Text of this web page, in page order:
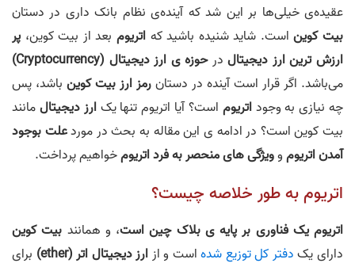
عقیده‌ی خیلی‌ها بر این شد که آینده‌ی نظام بانک داری در دستان
بیت کویناست. شاید شنیده باشید کهاتریوم بعد از بیت کوین، پر
ارزش ترین ارز دیجیتالدرحوزه ی ارز دیجیتال (Cryptocurrency)
می‌باشد. اگر قرار است آینده در دستانرمز ارز بیت کوین باشد، پس
چه نیازی به وجوداتریوم است؟ آیا اتریوم تنها یکارز دیجیتالمانند
بیت کوین است؟ در ادامه ی این مقاله به بحث در موردعلت بوجود
آمدن اتریوموویژگی های منحصر به فرد اتریومخواهیم پرداخت.
اتریوم به طور خلاصه چیست؟
اتریوم یک فناوری بر پایه ی بلاک چین است، و همانند بیت کوین
دارای یکدفتر کل توزیع شدهاست و از ارز دیجیتال اتر (ether)
برای